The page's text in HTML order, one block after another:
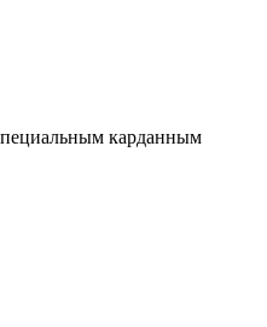
карданным